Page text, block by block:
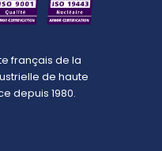
français de la
de haute
depuis 1980.